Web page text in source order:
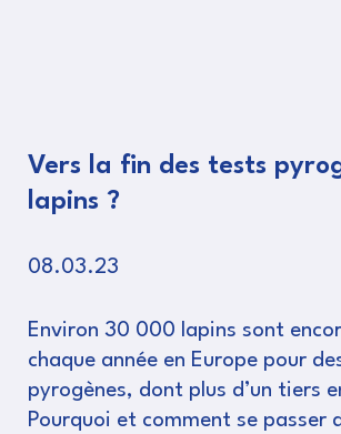
Vers la fin des tests
lapins ?
08.03.23
Environ 30 000 lapins sont
chaque année en Europe pour
pyrogènes, dont plus d’un tiers
Pourquoi et comment se passer